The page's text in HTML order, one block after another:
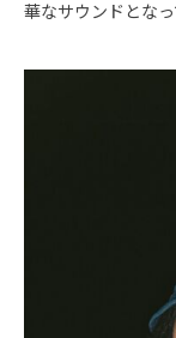
華なサウンドとなっ